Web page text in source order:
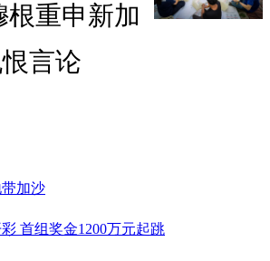
根重申新加
言论
加沙
首组奖金1200万元起跳